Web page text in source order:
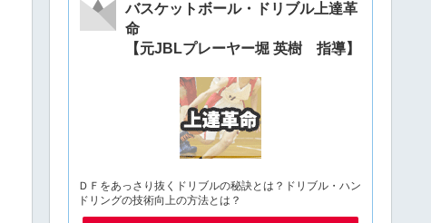
バスケットボール・ドリブル上達革
命
【元JBLプレーヤー堀 英樹 指導】
ＤＦをあっさり抜くドリブルの秘訣とは？ドリブル・ハン
ドリングの技術向上の方法とは？